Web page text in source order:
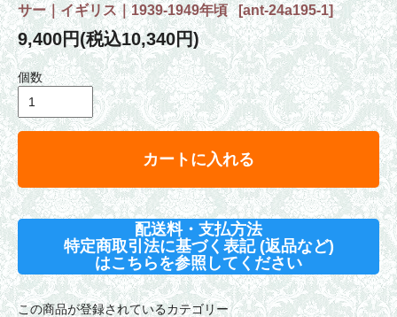
サー｜イギリス｜1939-1949年頃[ant-24a195-1]
9,400円(税込10,340円)
個数
カートに入れる
配送料・支払方法
特定商取引法に基づく表記 (返品など)
はこちらを参照してください
この商品が登録されているカテゴリー